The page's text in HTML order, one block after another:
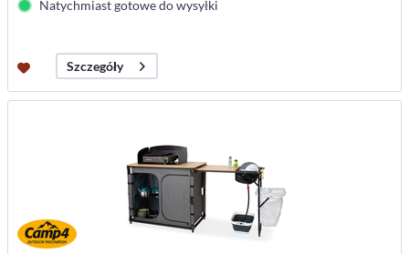
Natychmiast gotowe do wysyłki
Szczegóły